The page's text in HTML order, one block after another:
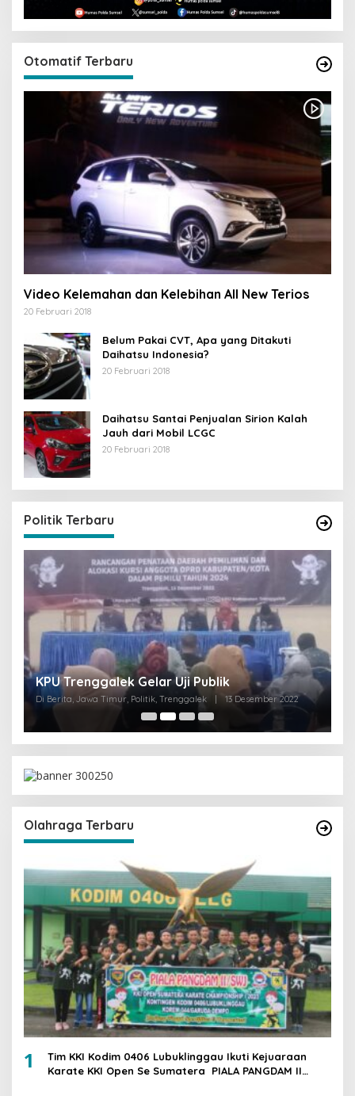
Otomatif Terbaru
Video Kelemahan dan Kelebihan All New Terios
20 Februari 2018
Belum Pakai CVT, Apa yang Ditakuti
Daihatsu Indonesia?
20 Februari 2018
Daihatsu Santai Penjualan Sirion Kalah
Jauh dari Mobil LCGC
20 Februari 2018
Politik Terbaru
KPU Trenggalek Gelar Uji Publik
Di Berita, Jawa Timur, Politik, Trenggalek | 13 Desember 2022
Olahraga Terbaru
1
Tim KKI Kodim 0406 Lubuklinggau Ikuti Kejuaraan
Karate KKI Open Se Sumatera PIALA PANGDAM II